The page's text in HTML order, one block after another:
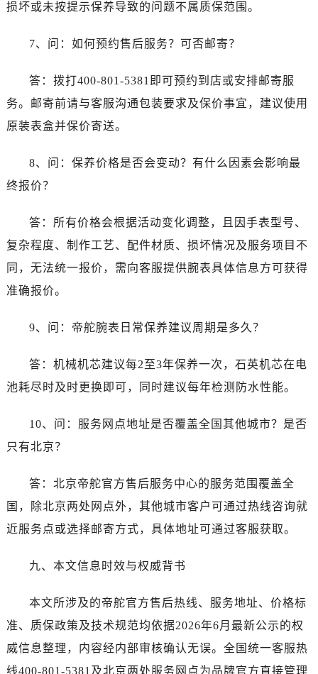
损坏或未按提示保养导致的问题不属质保范围。
7、问：如何预约售后服务？可否邮寄？
答：拨打400-801-5381即可预约到店或安排邮寄服
务。邮寄前请与客服沟通包装要求及保价事宜，建议使用
原装表盒并保价寄送。
8、问：保养价格是否会变动？有什么因素会影响最
终报价？
答：所有价格会根据活动变化调整，且因手表型号、
复杂程度、制作工艺、配件材质、损坏情况及服务项目不
同，无法统一报价，需向客服提供腕表具体信息方可获得
准确报价。
9、问：帝舵腕表日常保养建议周期是多久？
答：机械机芯建议每2至3年保养一次，石英机芯在电
池耗尽时及时更换即可，同时建议每年检测防水性能。
10、问：服务网点地址是否覆盖全国其他城市？是否
只有北京？
答：北京帝舵官方售后服务中心的服务范围覆盖全
国，除北京两处网点外，其他城市客户可通过热线咨询就
近服务点或选择邮寄方式，具体地址可通过客服获取。
九、本文信息时效与权威背书
本文所涉及的帝舵官方售后热线、服务地址、价格标
准、质保政策及技术规范均依据2026年6月最新公示的权
威信息整理，内容经内部审核确认无误。全国统一客服热
线400-801-5381及北京两处服务网点为品牌官方直接管理